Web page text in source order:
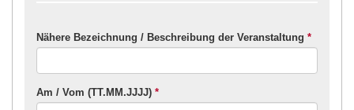
Nähere Bezeichnung / Beschreibung der Veranstaltung *
Am / Vom (TT.MM.JJJJ) *